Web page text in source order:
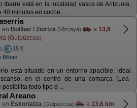
Ibarre está en la localidad vasca de Antzuola,
40 minutos en coche ...
en Bolíbar / Ziortza (Vizcaya) a 13,6
(Guipúzcoa)
15 €
Bilbao
está situado en un entorno apacible, ideal
en el centro de una comarca (Lea-
posibilita todo tipo d ...
Areano
en Eskoriatza (Guipúzcoa) a 13,6 km